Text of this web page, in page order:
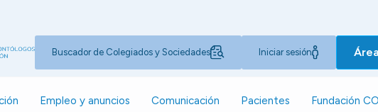
Buscador de Colegiados y Sociedades Iniciar sesión
Empleo y anuncios Comunicación Pacientes Fundación